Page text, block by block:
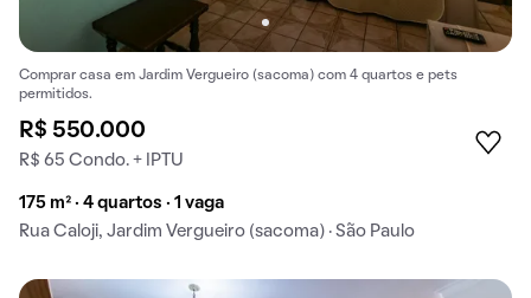
Comprar casa em Jardim Vergueiro (sacoma) com 4 quartos e pets
permitidos.
R$ 550.000
R$ 65 Condo. + IPTU
175 m² · 4 quartos · 1 vaga
Rua Caloji, Jardim Vergueiro (sacoma) · São Paulo